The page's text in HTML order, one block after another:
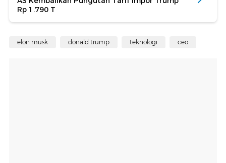
Rp 1.790 T
elon musk donald trump teknologi ceo